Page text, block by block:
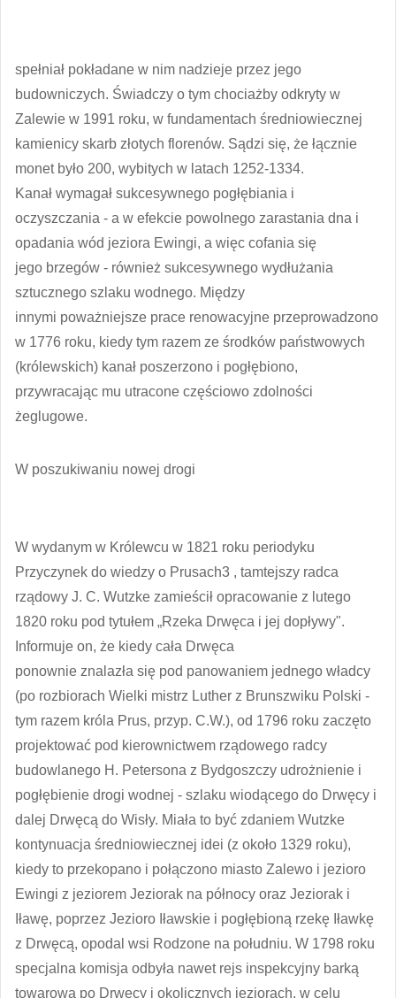
spełniał pokładane w nim nadzieje przez jego
budowniczych. Świadczy o tym chociażby odkryty w
Zalewie w 1991 roku, w fundamentach średniowiecznej
kamienicy skarb złotych florenów. Sądzi się, że łącznie
monet było 200, wybitych w latach 1252-1334.
Kanał wymagał sukcesywnego pogłębiania i
oczyszczania - a w efekcie powolnego zarastania dna i
opadania wód jeziora Ewingi, a więc cofania się
jego brzegów - również sukcesywnego wydłużania
sztucznego szlaku wodnego. Między
innymi poważniejsze prace renowacyjne przeprowadzono
w 1776 roku, kiedy tym razem ze środków państwowych
(królewskich) kanał poszerzono i pogłębiono,
przywracając mu utracone częściowo zdolności
żeglugowe.
W poszukiwaniu nowej drogi
W wydanym w Królewcu w 1821 roku periodyku
Przyczynek do wiedzy o Prusach3 , tamtejszy radca
rządowy J. C. Wutzke zamieścił opracowanie z lutego
1820 roku pod tytułem „Rzeka Drwęca i jej dopływy".
Informuje on, że kiedy cała Drwęca
ponownie znalazła się pod panowaniem jednego władcy
(po rozbiorach Wielki mistrz Luther z Brunszwiku Polski -
tym razem króla Prus, przyp. C.W.), od 1796 roku zaczęto
projektować pod kierownictwem rządowego radcy
budowlanego H. Petersona z Bydgoszczy udrożnienie i
pogłębienie drogi wodnej - szlaku wiodącego do Drwęcy i
dalej Drwęcą do Wisły. Miała to być zdaniem Wutzke
kontynuacja średniowiecznej idei (z około 1329 roku),
kiedy to przekopano i połączono miasto Zalewo i jezioro
Ewingi z jeziorem Jeziorak na północy oraz Jeziorak i
Iławę, poprzez Jezioro Iławskie i pogłębioną rzekę Iławkę
z Drwęcą, opodal wsi Rodzone na południu. W 1798 roku
specjalna komisja odbyła nawet rejs inspekcyjny barką
towarową po Drwęcy i okolicznych jeziorach, w celu